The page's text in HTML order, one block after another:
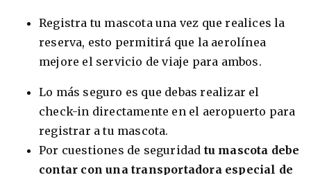
Registra tu mascota una vez que realices la
reserva, esto permitirá que la aerolínea
mejore el servicio de viaje para ambos.
Lo más seguro es que debas realizar el
check-in directamente en el aeropuerto para
registrar a tu mascota.
Por cuestiones de seguridad tu mascota debe
contar con una transportadora especial de